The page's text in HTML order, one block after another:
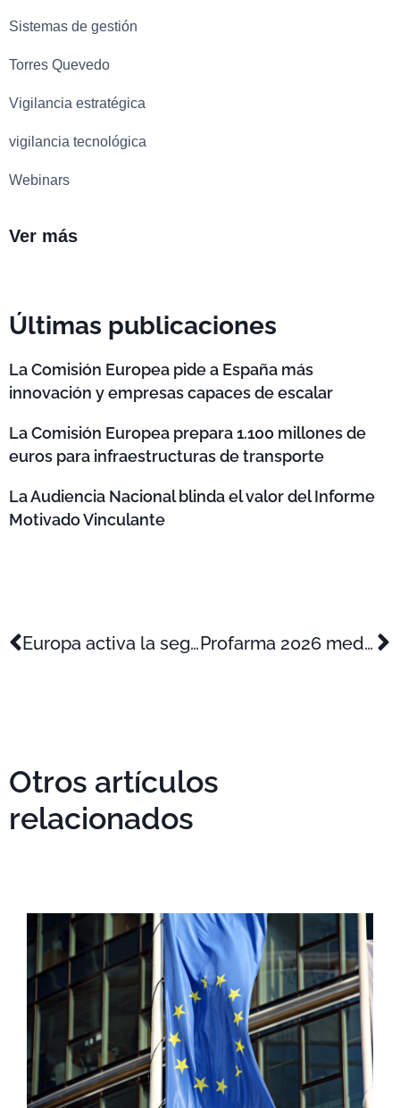
Sistemas de gestión
Torres Quevedo
Vigilancia estratégica
vigilancia tecnológica
Webinars
Ver más
Últimas publicaciones
La Comisión Europea pide a España más
innovación y empresas capaces de escalar
La Comisión Europea prepara 1.100 millones de
euros para infraestructuras de transporte
La Audiencia Nacional blinda el valor del Informe
Motivado Vinculante
Europa activa la segunda gran oleada de 2026 de ayudas para proyectos de I+D+i Profarma 2026 medirá el músculo innovador de las farmacéuticas
Otros artículos
relacionados